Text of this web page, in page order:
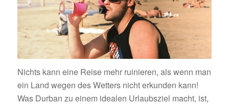
Nichts kann eine Reise mehr ruinieren, als wenn man
ein Land wegen des Wetters nicht erkunden kann!
Was Durban zu einem idealen Urlaubsziel macht, ist,